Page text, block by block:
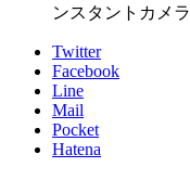
ンスタントカメ
Twitter
Facebook
Line
Mail
Pocket
Hatena